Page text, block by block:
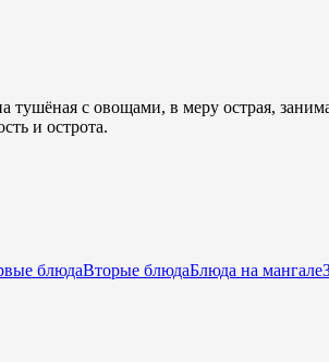
с овощами, в меру острая,
и острота.
блюдаВторые блюдаБлюда на мангале